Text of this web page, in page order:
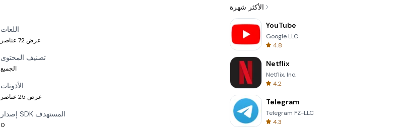
اللغات
عرض 72 عناصر
تصنيف المحتوى
الجميع
الأذونات
عرض 25 عناصر
إصدار SDK المستهدف
0
الأكثر شهرة
YouTube
Google LLC
4.8
Netflix
Netflix, Inc.
4.2
Telegram
Telegram FZ-LLC
4.3